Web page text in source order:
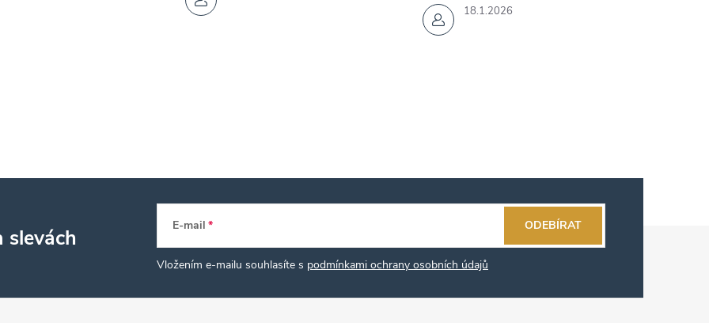
18.1.2026
slevách E-mail
Vložením e-mailu souhlasíte s podmínkami ochrany osobních údajů
ODEBÍRAT